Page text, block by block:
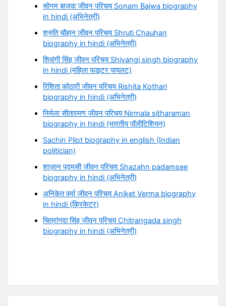
सोनम बाजवा जीवन परिचय Sonam Bajwa biography
in hindi (अभिनेत्री)
श्रुति चौहान जीवन परिचय Shruti Chauhan
biography in hindi (अभिनेत्री)
शिवांगी सिंह जीवन परिचय Shivangi singh biography
in hindi (महिला फाइटर पायलट)
रिशिता कोठारी जीवन परिचय Rishita Kothari
biography in hindi (अभिनेत्री)
निर्मला सीतारमण जीवन परिचय Nirmala sitharaman
biography in hindi (भारतीय पॉलीटिशियन)
Sachin Pilot biography in english (Indian
politician)
शाज़ान पद्मसी जीवन परिचय Shazahn padamsee
biography in hindi (अभिनेत्री)
अनिकेत वर्मा जीवन परिचय Aniket Verma biography
in hindi (क्रिकेटर)
चित्रांगदा सिंह जीवन परिचय Chitrangada singh
biography in hindi (अभिनेत्री)